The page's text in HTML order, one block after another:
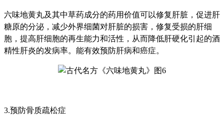
六味地黄丸及其中草药成分的药用价值可以修复肝脏，促进肝
糖原的分泌，减少外界细菌对肝脏的损害，修复受损的肝细
胞，提高肝细胞的再生能力和活性，从而降低肝硬化引起的酒
精性肝炎的发病率。能有效预防肝病和癌症。
3.预防骨质疏松症